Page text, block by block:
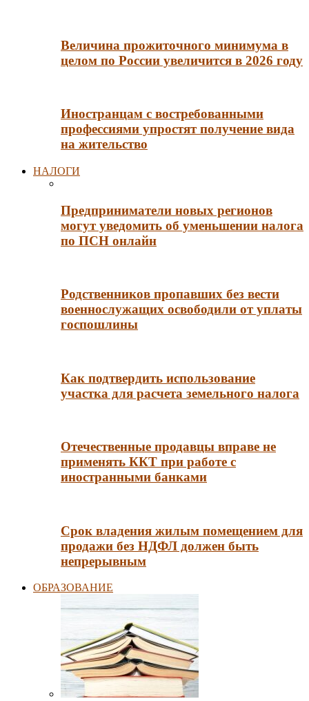
Величина прожиточного минимума в
целом по России увеличится в 2026 году
Иностранцам с востребованными
профессиями упростят получение вида
на жительство
НАЛОГИ
Предприниматели новых регионов
могут уведомить об уменьшении налога
по ПСН онлайн
Родственников пропавших без вести
военнослужащих освободили от уплаты
госпошлины
Как подтвердить использование
участка для расчета земельного налога
Отечественные продавцы вправе не
применять ККТ при работе с
иностранными банками
Срок владения жилым помещением для
продажи без НДФЛ должен быть
непрерывным
ОБРАЗОВАНИЕ